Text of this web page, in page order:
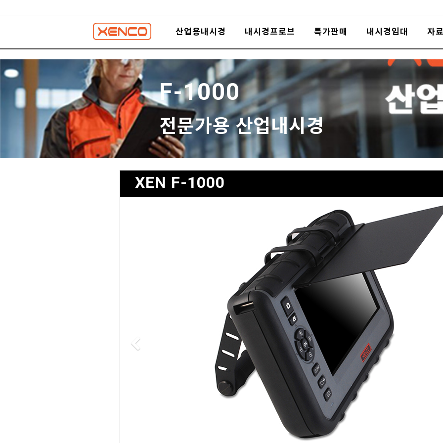
산업용내시경 내시경프로브 특가판매 내시경임대 자
F-1000
전문가용 산업내시경
XEN F-1000